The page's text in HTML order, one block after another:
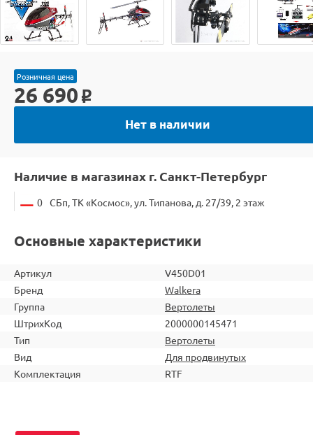
Розничная цена
26 690 o
Нет в наличии
Наличие в магазинах г. Санкт-Петербург
0 СБп, ТК «Космос», ул. Типанова, д. 27/39, 2 этаж
Основные характеристики
Артикул
V450D01
Бренд
Walkera
Группа
Вертолеты
ШтрихКод
2000000145471
Тип
Вертолеты
Вид
Для продвинутых
Комплектация
RTF